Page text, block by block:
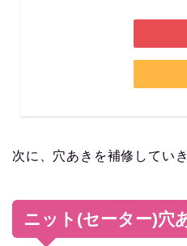
次に、穴あきを補修していき
ニット(セーター)穴